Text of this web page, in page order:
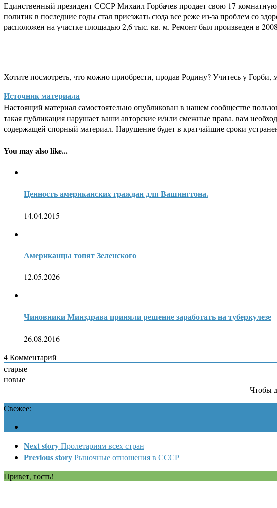
Единственный президент СССР Михаил Горбачев продает свою 17-комнатную
политик в последние годы стал приезжать сюда все реже из-за проблем со
расположен на участке площадью 2,6 тыс. кв. м. Ремонт был произведен в
Хотите посмотреть, что можно приобрести, продав Родину? Учитесь у Горби,
Источник материала
Настоящий материал самостоятельно опубликован в нашем сообществе
такая публикация нарушает ваши авторские и/или смежные права, вам
содержащей спорный материал. Нарушение будет в кратчайшие сроки
You may also like...
Ценность американских граждан для Вашингтона.
14.04.2015
Американцы топят Зеленского
12.05.2026
Чиновники Минздрава приняли решение заработать на туберкулезе
26.08.2016
4Комментарий
старые
новые
Чтобы
Свежее:
Next storyПролетариям всех стран
Previous storyРыночные отношения в СССР
Привет, гость!